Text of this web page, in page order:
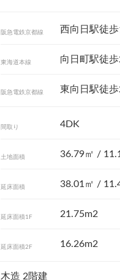
阪急電鉄京都線 西向日駅徒
東海道本線 向日町駅徒
阪急電鉄京都線 東向日駅徒
間取り 4DK
土地面積 36.79㎡ /
延床面積 38.01㎡ /
延床面積1F 21.75m2
延床面積2F 16.26m2
木造 2階建